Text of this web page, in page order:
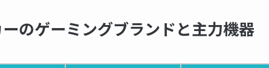
のゲーミングブランドと主力機器